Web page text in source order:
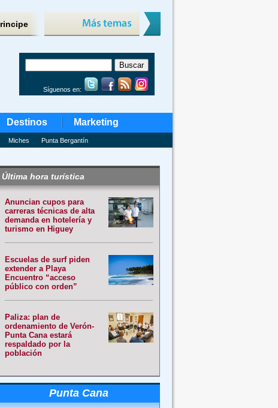
Síguenos en:
Destinos Marketing
Miches Punta Bergantín
Última hora turística
Anuncian cupos para
carreras técnicas de alta
demanda en hotelería y
turismo en Higuey
Escuelas de surf piden
extender a Playa
Encuentro “acceso
público con orden”
Paliza: plan de
ordenamiento de Verón-
Punta Cana estará
respaldado por la
población
Punta Cana